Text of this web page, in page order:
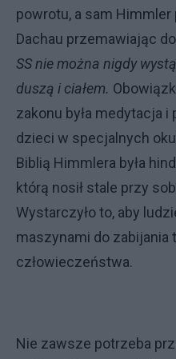
powrotu, a sam Himmler
Dachau przemawiając
SS nie można nigdy
duszą i ciałem.
zakonu była medytacja
dzieci w specjalnych
Biblią Himmlera była
którą nosił stale przy
Wystarczyło to, aby
maszynami do
człowieczeństwa.
Nie zawsze potrzeba